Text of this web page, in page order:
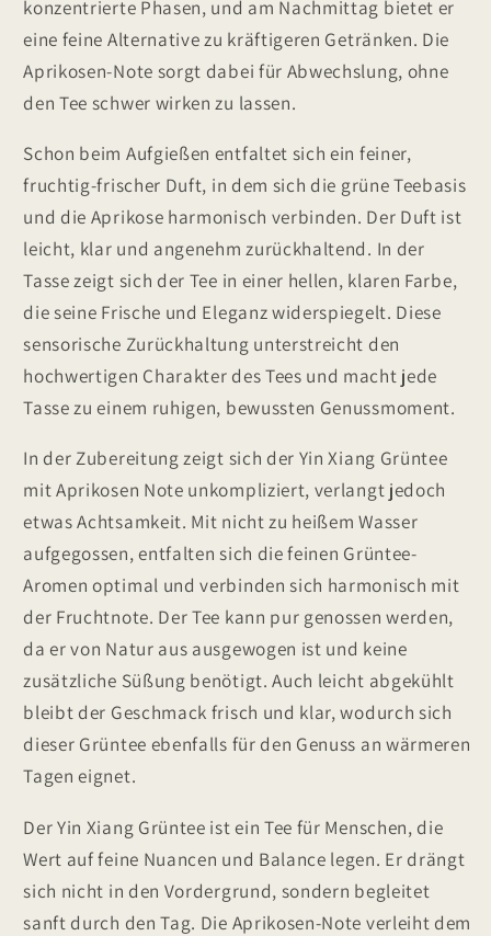
konzentrierte Phasen, und am Nachmittag bietet er
eine feine Alternative zu kräftigeren Getränken. Die
Aprikosen-Note sorgt dabei für Abwechslung, ohne
den Tee schwer wirken zu lassen.
Schon beim Aufgießen entfaltet sich ein feiner,
fruchtig-frischer Duft, in dem sich die grüne Teebasis
und die Aprikose harmonisch verbinden. Der Duft ist
leicht, klar und angenehm zurückhaltend. In der
Tasse zeigt sich der Tee in einer hellen, klaren Farbe,
die seine Frische und Eleganz widerspiegelt. Diese
sensorische Zurückhaltung unterstreicht den
hochwertigen Charakter des Tees und macht jede
Tasse zu einem ruhigen, bewussten Genussmoment.
In der Zubereitung zeigt sich der Yin Xiang Grüntee
mit Aprikosen Note unkompliziert, verlangt jedoch
etwas Achtsamkeit. Mit nicht zu heißem Wasser
aufgegossen, entfalten sich die feinen Grüntee-
Aromen optimal und verbinden sich harmonisch mit
der Fruchtnote. Der Tee kann pur genossen werden,
da er von Natur aus ausgewogen ist und keine
zusätzliche Süßung benötigt. Auch leicht abgekühlt
bleibt der Geschmack frisch und klar, wodurch sich
dieser Grüntee ebenfalls für den Genuss an wärmeren
Tagen eignet.
Der Yin Xiang Grüntee ist ein Tee für Menschen, die
Wert auf feine Nuancen und Balance legen. Er drängt
sich nicht in den Vordergrund, sondern begleitet
sanft durch den Tag. Die Aprikosen-Note verleiht dem